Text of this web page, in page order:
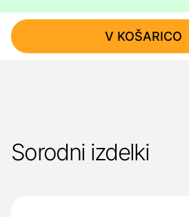
V KOŠARICO
Sorodni izdelki